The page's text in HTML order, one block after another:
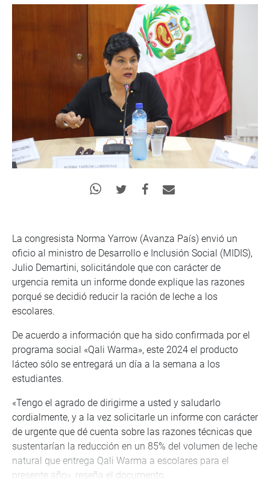
La congresista Norma Yarrow (Avanza País) envió un
oficio al ministro de Desarrollo e Inclusión Social (MIDIS),
Julio Demartini, solicitándole que con carácter de
urgencia remita un informe donde explique las razones
porqué se decidió reducir la ración de leche a los
escolares.
De acuerdo a información que ha sido confirmada por el
programa social «Qali Warma», este 2024 el producto
lácteo sólo se entregará un día a la semana a los
estudiantes.
«Tengo el agrado de dirigirme a usted y saludarlo
cordialmente, y a la vez solicitarle un informe con carácter
de urgente que dé cuenta sobre las razones técnicas que
sustentarían la reducción en un 85% del volumen de leche
natural que entrega Qali Warma a escolares para el
presente año», reseña el documento.